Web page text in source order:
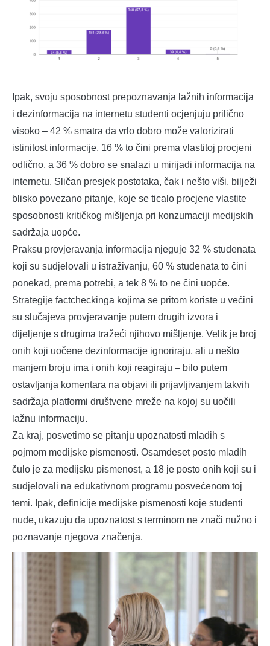
Ipak, svoju sposobnost prepoznavanja lažnih informacija
i dezinformacija na internetu studenti ocjenjuju prilično
visoko – 42 % smatra da vrlo dobro može valorizirati
istinitost informacije, 16 % to čini prema vlastitoj procjeni
odlično, a 36 % dobro se snalazi u mirijadi informacija na
internetu. Sličan presjek postotaka, čak i nešto viši, bilježi
blisko povezano pitanje, koje se ticalo procjene vlastite
sposobnosti kritičkog mišljenja pri konzumaciji medijskih
sadržaja uopće.
Praksu provjeravanja informacija njeguje 32 % studenata
koji su sudjelovali u istraživanju, 60 % studenata to čini
ponekad, prema potrebi, a tek 8 % to ne čini uopće.
Strategije factcheckinga kojima se pritom koriste u većini
su slučajeva provjeravanje putem drugih izvora i
dijeljenje s drugima tražeći njihovo mišljenje. Velik je broj
onih koji uočene dezinformacije ignoriraju, ali u nešto
manjem broju ima i onih koji reagiraju – bilo putem
ostavljanja komentara na objavi ili prijavljivanjem takvih
sadržaja platformi društvene mreže na kojoj su uočili
lažnu informaciju.
Za kraj, posvetimo se pitanju upoznatosti mladih s
pojmom medijske pismenosti. Osamdeset posto mladih
čulo je za medijsku pismenost, a 18 je posto onih koji su i
sudjelovali na edukativnom programu posvećenom toj
temi. Ipak, definicije medijske pismenosti koje studenti
nude, ukazuju da upoznatost s terminom ne znači nužno i
poznavanje njegova značenja.